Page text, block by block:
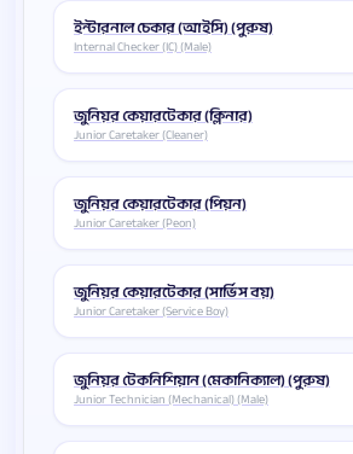
ইন্টারনাল চেকার (আইসি) (পুরুষ)
Internal Checker (IC) (Male)
জুনিয়র কেয়ারটেকার (ক্লিনার)
Junior Caretaker (Cleaner)
জুনিয়র কেয়ারটেকার (পিয়ন)
Junior Caretaker (Peon)
জুনিয়র কেয়ারটেকার (সার্ভিস বয়)
Junior Caretaker (Service Boy)
জুনিয়র টেকনিশিয়ান (মেকানিক্যাল) (পুরুষ)
Junior Technician (Mechanical) (Male)